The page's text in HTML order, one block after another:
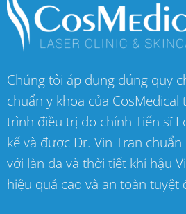
Chúng tôi áp dụng đúng quy
chuẩn y khoa của CosMedical
trình điều trị do chính Tiến sĩ
kế và được Dr. Vin Tran
với làn da và thời tiết khí hậu
hiệu quả cao và an toàn tuyệt